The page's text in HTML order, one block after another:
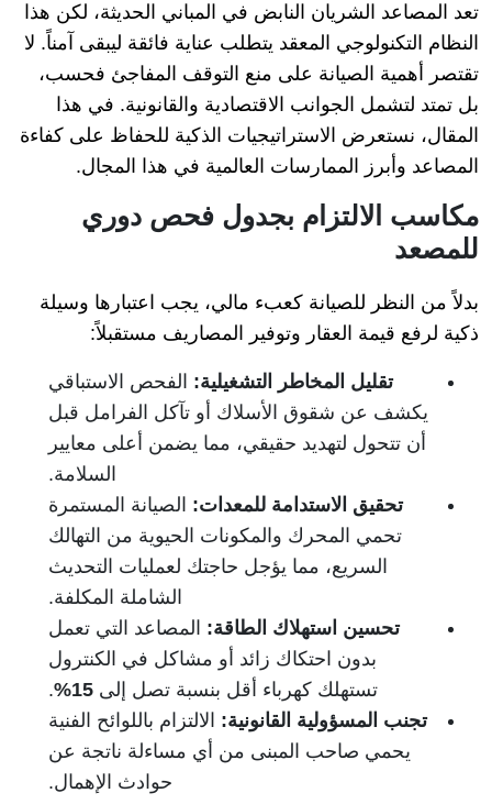
تعد المصاعد الشريان النابض في المباني الحديثة، لكن هذا
النظام التكنولوجي المعقد يتطلب عناية فائقة ليبقى آمناً. لا
تقتصر أهمية الصيانة على منع التوقف المفاجئ فحسب،
بل تمتد لتشمل الجوانب الاقتصادية والقانونية. في هذا
المقال، نستعرض الاستراتيجيات الذكية للحفاظ على كفاءة
المصاعد وأبرز الممارسات العالمية في هذا المجال.
مكاسب الالتزام بجدول فحص دوري
للمصعد
بدلاً من النظر للصيانة كعبء مالي، يجب اعتبارها وسيلة
ذكية لرفع قيمة العقار وتوفير المصاريف مستقبلاً:
تقليل المخاطر التشغيلية: الفحص الاستباقي
يكشف عن شقوق الأسلاك أو تآكل الفرامل قبل
أن تتحول لتهديد حقيقي، مما يضمن أعلى معايير
السلامة.
تحقيق الاستدامة للمعدات: الصيانة المستمرة
تحمي المحرك والمكونات الحيوية من التهالك
السريع، مما يؤجل حاجتك لعمليات التحديث
الشاملة المكلفة.
تحسين استهلاك الطاقة: المصاعد التي تعمل
بدون احتكاك زائد أو مشاكل في الكنترول
تستهلك كهرباء أقل بنسبة تصل إلى 15%
.
تجنب المسؤولية القانونية: الالتزام باللوائح الفنية
يحمي صاحب المبنى من أي مساءلة ناتجة عن
حوادث الإهمال.